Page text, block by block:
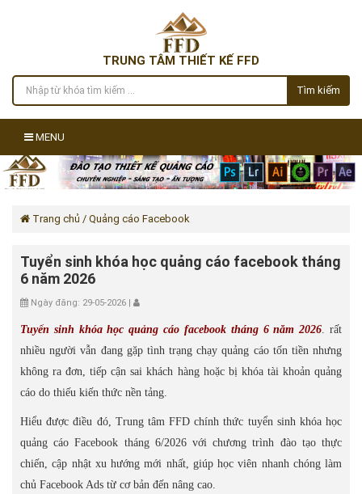
TRUNG TÂM THIẾT KẾ FFD
Tìm kiếm
MENU
Trang chủ / Quảng cáo Facebook
Tuyển sinh khóa học quảng cáo facebook tháng
6 năm 2026
Ngày đăng: 29-05-2026 |
Tuyển sinh khóa học quảng cáo facebook tháng 6 năm 2026. rất
nhiều người vẫn đang gặp tình trạng chạy quảng cáo tốn tiền nhưng
không ra đơn, tiếp cận sai khách hàng hoặc bị khóa tài khoản quảng
cáo do thiếu kiến thức nền tảng.
Hiểu được điều đó, Trung tâm FFD chính thức tuyển sinh khóa học
quảng cáo Facebook tháng 6/2026 với chương trình đào tạo thực
chiến, cập nhật xu hướng mới nhất, giúp học viên nhanh chóng làm
chủ Facebook Ads từ cơ bản đến nâng cao.